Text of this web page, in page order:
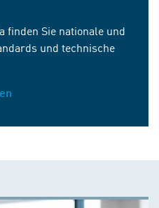
finden Sie nationale und
und technische